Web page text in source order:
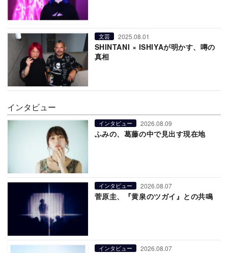
文芸 2025.08.01
SHINTANI × ISHIYAが明かす、噂の
真相
インタビュー
インタビュー 2026.08.09
ふみの、葛藤の中で見出す現在地
インタビュー 2026.08.07
菅原圭、『黄泉のツガイ』との共鳴
インタビュー 2026.08.07